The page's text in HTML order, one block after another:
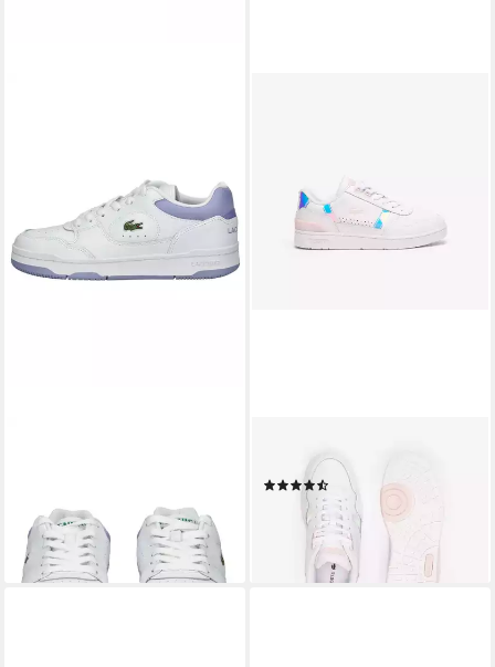
115,00 €
lieferbar - in 2-3 Werktagen bei dir
T-CLIP 124 2 SFA Sneaker
(4)
ab 102,59 € UVP 124,99 €
lieferbar - in 3-4 Werktagen bei dir